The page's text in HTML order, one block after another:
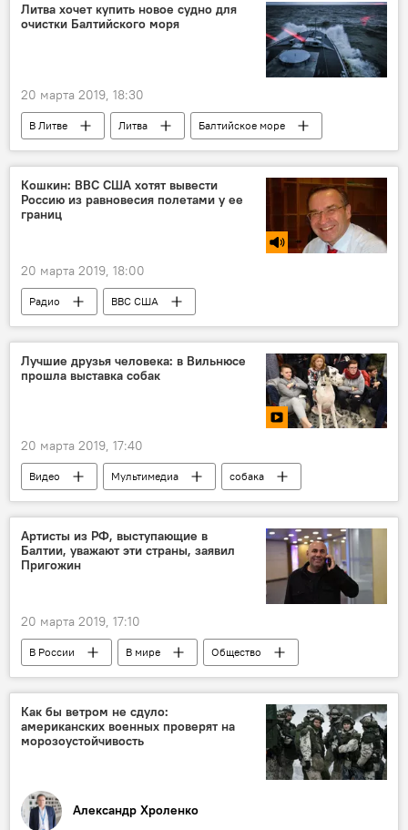
Литва хочет купить новое судно для
очистки Балтийского моря
20 марта 2019, 18:30
В Литве Литва
Балтийское море
Министерство обороны Литвы
Кошкин: ВВС США хотят вывести
Россию из равновесия полетами у ее
границ
20 марта 2019, 18:00
Радио ВВС США
Лучшие друзья человека: в Вильнюсе
прошла выставка собак
20 марта 2019, 17:40
Видео Мультимедиа собака
Артисты из РФ, выступающие в
Балтии, уважают эти страны, заявил
Пригожин
20 марта 2019, 17:10
В России В мире
Общество
Литва
страны Балтии
Григорий Лепс
Иосиф Пригожин
Как бы ветром не сдуло:
американских военных проверят на
морозоустойчивость
Александр Хроленко